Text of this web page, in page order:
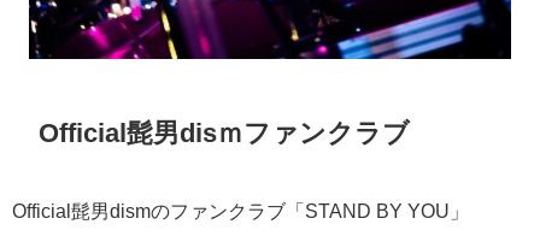
Official髭男disｍファンクラブ
Official髭男dismのファンクラブ「STAND BY YOU」